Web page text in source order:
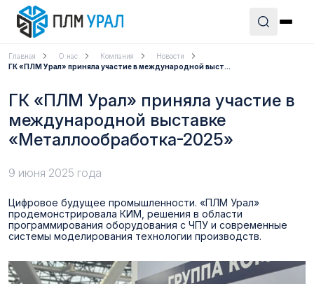
Главная О нас Компания
Новости
ГК «ПЛМ Урал» приняла участие в международной выст...
ГК «ПЛМ Урал» приняла участие в
международной выставке
«Металлообработка-2025»
9 июня 2025 года
Цифровое будущее промышленности. «ПЛМ Урал»
продемонстрировала КИМ, решения в области
программирования оборудования с ЧПУ и современные
системы моделирования технологии производств.